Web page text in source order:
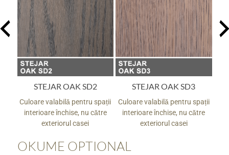
STEJAR OAK SD3
Culoare valabilă pentru spații
interioare închise, nu către
exteriorul casei
STEJAR OAK SD4
Culoare valabilă pentru spații
interioare închise, nu către
exteriorul casei
OKUME OPTIONAL